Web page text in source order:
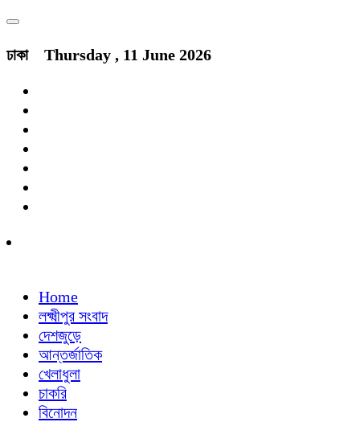
ঢাকা Thursday , 11 June 2026
Home
লক্ষ্মীপুর সংবাদ
দেশজুড়ে
আন্তর্জাতিক
খেলাধুলা
চাকরি
বিনোদন